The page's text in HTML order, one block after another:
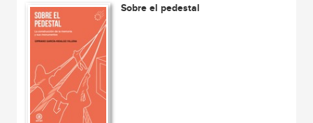
Sobre el pedestal